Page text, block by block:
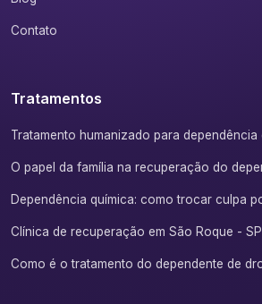
Contato
Tratamentos
Tratamento humanizado para dependência
O papel da família na recuperação do
Dependência química: como trocar culpa
Clínica de recuperação em São Roque - SP
Como é o tratamento do dependente de